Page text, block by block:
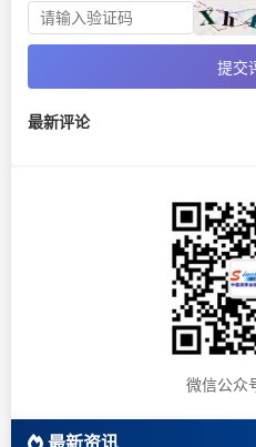
提交
最新评论
微信公众
最新资讯